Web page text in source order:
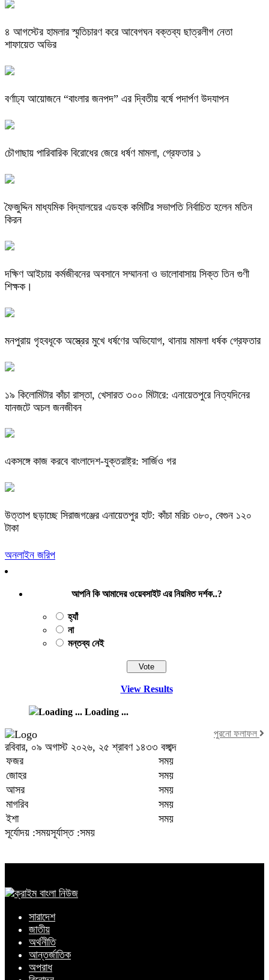
৪ আগস্টের হামলার স্মৃতিচারণ করে আবেগঘন বক্তব্য ছাত্রলীগ নেতা
শাফায়েত অভির
বর্ণাঢ্য আয়োজনে “বাংলার জনপদ” এর দ্বিতীয় বর্ষে পদার্পণ উদযাপন
চৌগাছায় পারিবারিক বিরোধের জেরে ধর্ষণ মামলা, গ্রেফতার ১
ফৈজুদ্দিন মাধ্যমিক বিদ্যালয়ের এডহক কমিটির সভাপতি নির্বাচিত হলেন মতিন
কিরন
দক্ষিণ আইচায় কর্মজীবনের অবসানে সম্মাননা ও ভালোবাসায় সিক্ত তিন গুণী
শিক্ষক।
মনপুরায় গৃহবধূকে অস্ত্রের মুখে ধর্ষণের অভিযোগ, থানায় মামলা ধর্ষক গ্রেফতার
​১৯ কিলোমিটার কাঁচা রাস্তা, খেসারত ৩০০ মিটারে: এনায়েতপুরে নিত্যদিনের
যানজটে অচল জনজীবন
একসঙ্গে কাজ করবে বাংলাদেশ-যুক্তরাষ্ট্র: সার্জিও গর
উত্তাপ ছড়াচ্ছে সিরাজগঞ্জের এনায়েতপুর হাট: কাঁচা মরিচ ৩৮০, বেগুন ১২০
টাকা
অনলাইন জরিপ
আপনি কি আমাদের ওয়েবসাইট এর নিয়মিত দর্শক..?
হ্যাঁ
না
মন্তব্য নেই
View Results
Loading ...
পুরনো ফলাফল
রবিবার, ০৯ অগাস্ট ২০২৬, ২৫ শ্রাবণ ১৪৩৩ বঙ্গাব্দ
ফজর
সময়
জোহর
সময়
আসর
সময়
মাগরিব
সময়
ইশা
সময়
সূর্যোদয় :সময়সূর্যাস্ত :সময়
সারাদেশ
জাতীয়
অর্থনীতি
আন্তর্জাতিক
অপরাধ